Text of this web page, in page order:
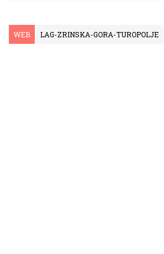
WEB LAG-ZRINSKA-GORA-TUROPOLJE